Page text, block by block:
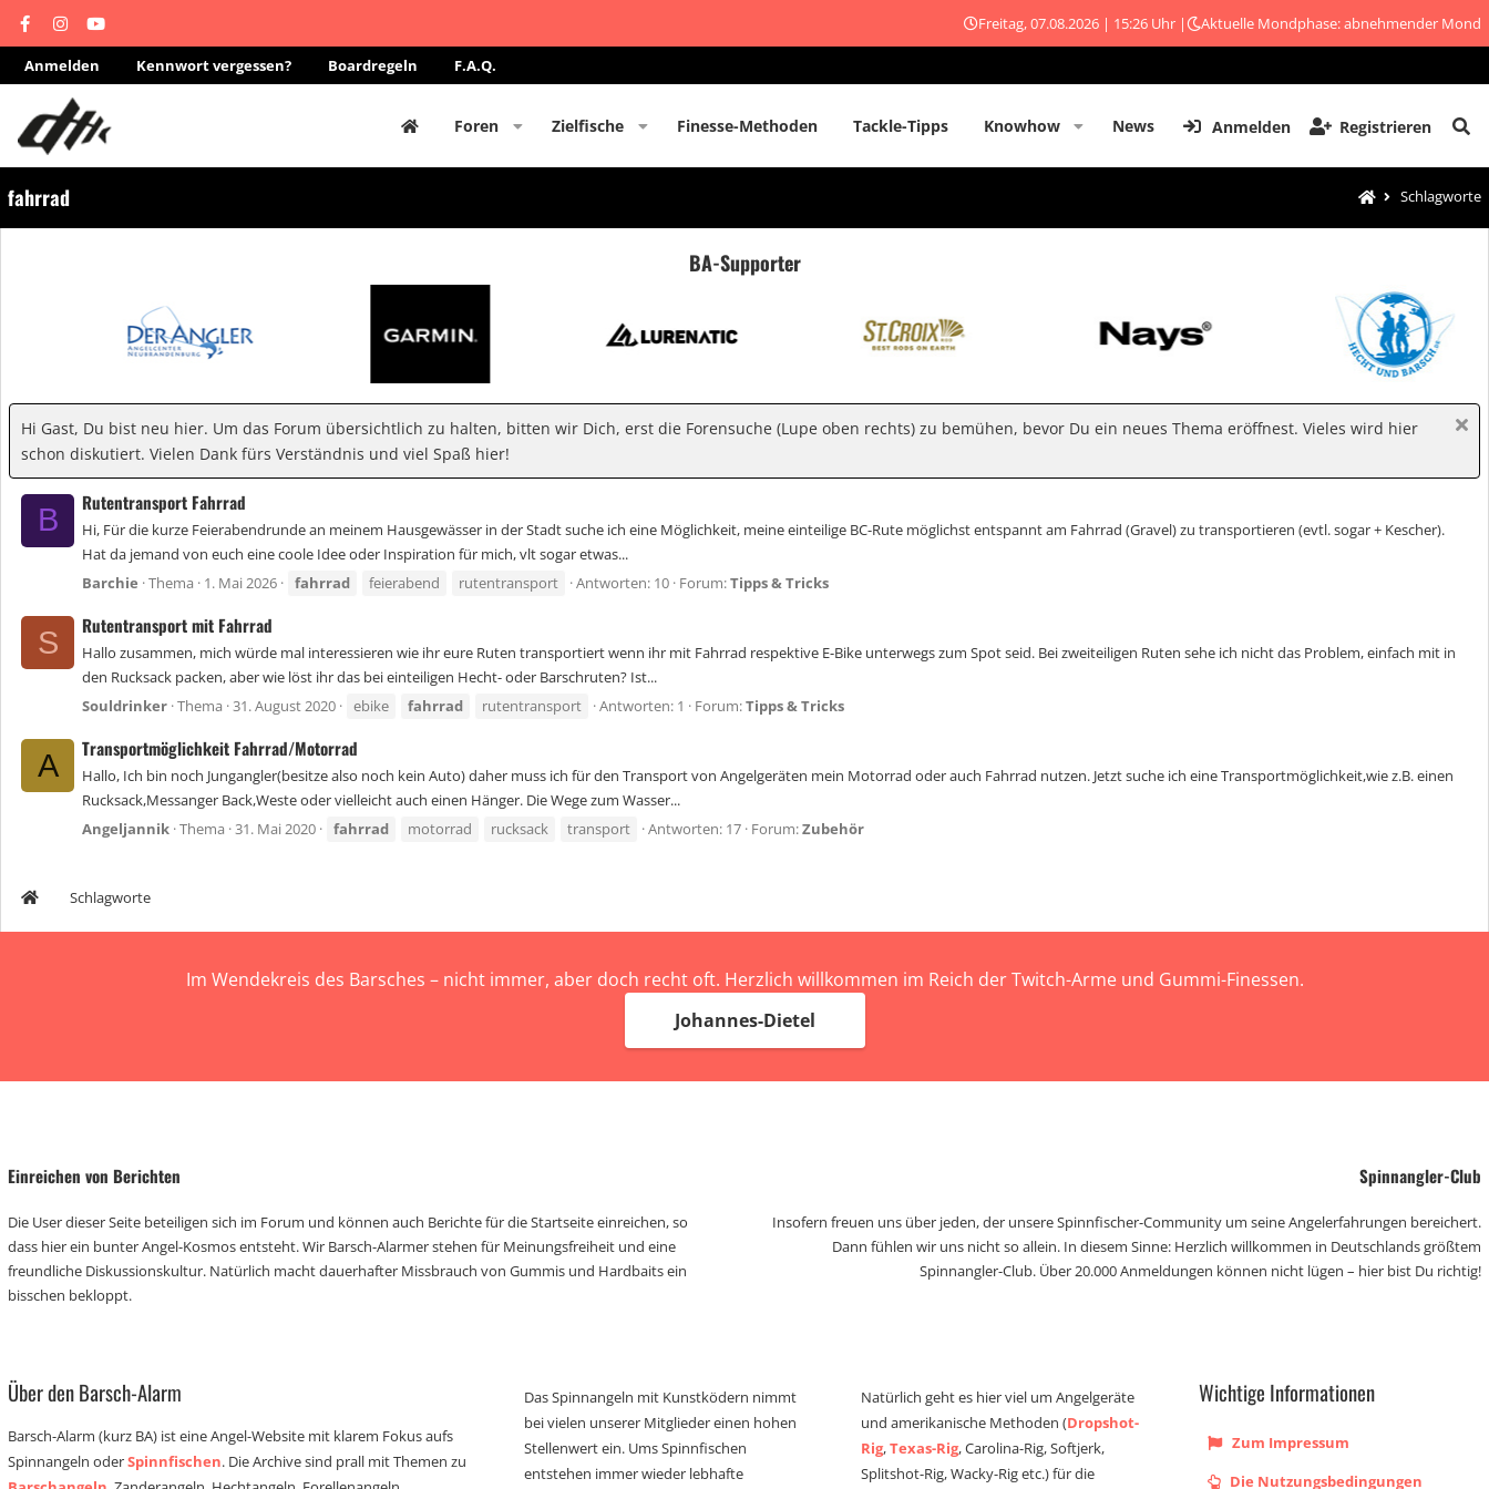
Freitag, 07.08.2026 | 15:26 Uhr | Aktuelle Mondphase: abnehmender Mond
Anmelden Kennwort vergessen? Boardregeln F.A.Q.
Foren Zielfische Finesse-Methoden Tackle-Tipps Knowhow News Anmelden Registrieren
fahrrad Schlagworte
BA-Supporter
Hi Gast, Du bist neu hier. Um das Forum übersichtlich zu halten, bitten wir Dich, erst die Forensuche (Lupe oben rechts) zu bemühen, bevor Du ein neues Thema eröffnest. Vieles wird hier
schon diskutiert. Vielen Dank fürs Verständnis und viel Spaß hier!
B
Rutentransport Fahrrad
Hi, Für die kurze Feierabendrunde an meinem Hausgewässer in der Stadt suche ich eine Möglichkeit, meine einteilige BC-Rute möglichst entspannt am Fahrrad (Gravel) zu transportieren (evtl. sogar + Kescher).
Hat da jemand von euch eine coole Idee oder Inspiration für mich, vlt sogar etwas...
Barchie Thema 1. Mai 2026 fahrrad feierabend rutentransport Antworten: 10 Forum:Tipps & Tricks
S
Rutentransport mit Fahrrad
Hallo zusammen, mich würde mal interessieren wie ihr eure Ruten transportiert wenn ihr mit Fahrrad respektive E-Bike unterwegs zum Spot seid. Bei zweiteiligen Ruten sehe ich nicht das Problem, einfach mit in
den Rucksack packen, aber wie löst ihr das bei einteiligen Hecht- oder Barschruten? Ist...
Souldrinker Thema 31. August 2020 ebike fahrrad rutentransport Antworten: 1 Forum:Tipps & Tricks
A
Transportmöglichkeit Fahrrad/Motorrad
Hallo, Ich bin noch Jungangler(besitze also noch kein Auto) daher muss ich für den Transport von Angelgeräten mein Motorrad oder auch Fahrrad nutzen. Jetzt suche ich eine Transportmöglichkeit,wie z.B. einen
Rucksack,Messanger Back,Weste oder vielleicht auch einen Hänger. Die Wege zum Wasser...
Angeljannik Thema 31. Mai 2020 fahrrad motorrad rucksack transport Antworten: 17 Forum:Zubehör
Schlagworte
Im Wendekreis des Barsches – nicht immer, aber doch recht oft. Herzlich willkommen im Reich der Twitch-Arme und Gummi-Finessen.
Johannes-Dietel
Einreichen von Berichten
Die User dieser Seite beteiligen sich im Forum und können auch Berichte für die Startseite einreichen, so
dass hier ein bunter Angel-Kosmos entsteht. Wir Barsch-Alarmer stehen für Meinungsfreiheit und eine
freundliche Diskussionskultur. Natürlich macht dauerhafter Missbrauch von Gummis und Hardbaits ein
bisschen bekloppt.
Spinnangler-Club
Insofern freuen uns über jeden, der unsere Spinnfischer-Community um seine Angelerfahrungen bereichert.
Dann fühlen wir uns nicht so allein. In diesem Sinne: Herzlich willkommen in Deutschlands größtem
Spinnangler-Club. Über 20.000 Anmeldungen können nicht lügen – hier bist Du richtig!
Über den Barsch-Alarm
Barsch-Alarm (kurz BA) ist eine Angel-Website mit klarem Fokus aufs
Spinnangeln oderSpinnfischen. Die Archive sind prall mit Themen zu
Das Spinnangeln mit Kunstködern nimmt
bei vielen unserer Mitglieder einen hohen
Stellenwert ein. Ums Spinnfischen
entstehen immer wieder lebhafte
Natürlich geht es hier viel um Angelgeräte
und amerikanische Methoden (Dropshot-
Rig,Texas-Rig, Carolina-Rig, Softjerk,
Splitshot-Rig, Wacky-Rig etc.) für die
Wichtige Informationen
Zum Impressum
Die Nutzungsbedingungen